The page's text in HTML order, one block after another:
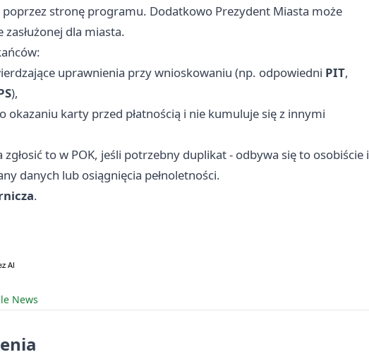
poprzez stronę programu. Dodatkowo Prezydent Miasta może
dla miasta.
uprawnienia przy wnioskowaniu (np. odpowiedni PIT,
),
okazaniu karty przed płatnością i nie kumuluje się z innymi
to w POK, jeśli potrzebny duplikat - odbywa się to osobiście i
danych lub osiągnięcia pełnoletności.
.
News